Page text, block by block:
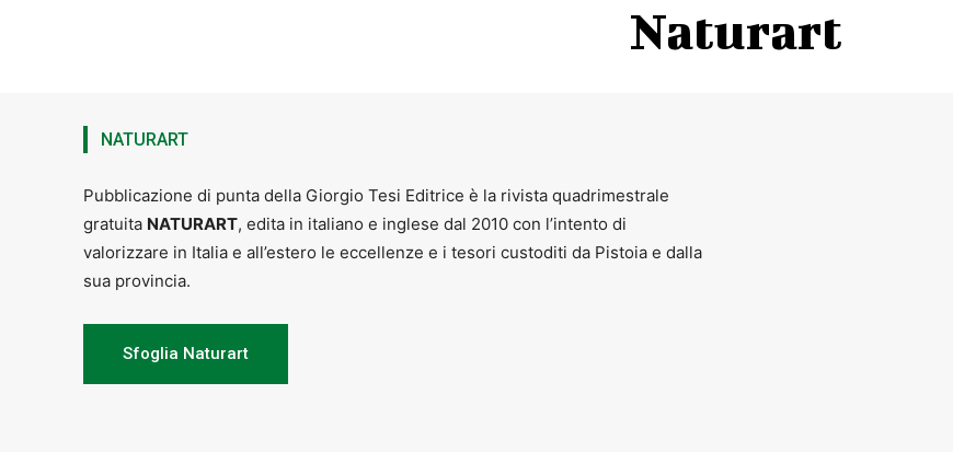
Naturart
NATURART
Pubblicazione di punta della Giorgio Tesi Editrice è la rivista quadrimestrale
gratuita NATURART, edita in italiano e inglese dal 2010 con l’intento di
valorizzare in Italia e all’estero le eccellenze e i tesori custoditi da Pistoia e dalla
sua provincia.
Sfoglia Naturart